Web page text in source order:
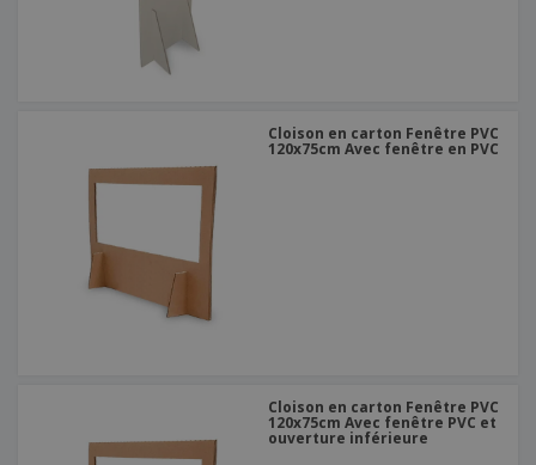
Cloison en carton Fenêtre PVC
120x75cm Avec fenêtre en PVC
Cloison en carton Fenêtre PVC
120x75cm Avec fenêtre PVC et
ouverture inférieure